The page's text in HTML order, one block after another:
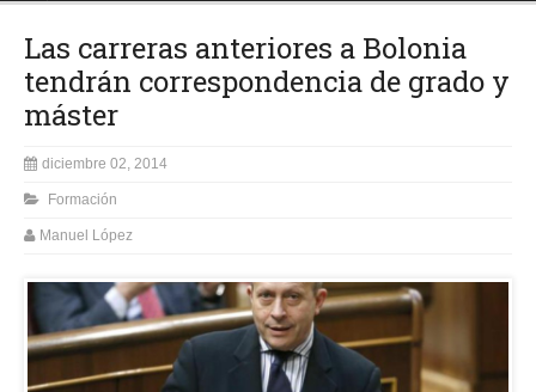
Las carreras anteriores a Bolonia
tendrán correspondencia de grado y
máster
diciembre 02, 2014
Formación
Manuel López